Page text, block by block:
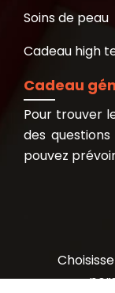
Soins de peau
Cadeau high
Cadeau
Pour trouver
des
pouvez